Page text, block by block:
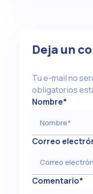
Deja un
Tu e-mail no
obligatorios
Nombre*
Correo
Comentario*